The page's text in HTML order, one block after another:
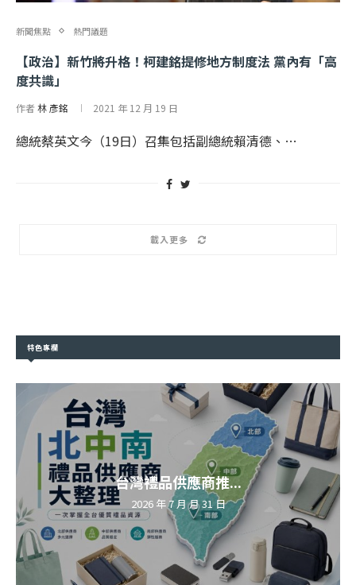
新聞焦點 熱門議題
【政治】新竹將升格！柯建銘提修地方制度法 黨內有「高
度共識」
作者林 彥銘 2021 年 12 月 19 日
總統蔡英文今（19日）召集包括副總統賴清德、…
載入更多
特色專欄
台灣禮品供應商推...
2026 年 7 月 月 31 日